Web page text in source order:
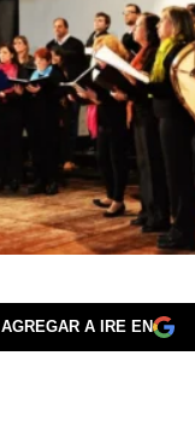
AGREGAR A IRE EN